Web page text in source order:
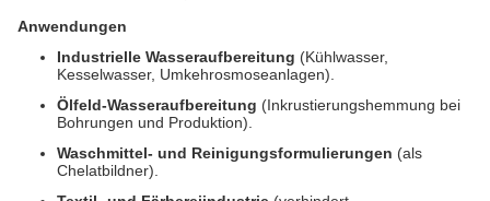
Anwendungen
Industrielle Wasseraufbereitung (Kühlwasser,
Kesselwasser, Umkehrosmoseanlagen).
Ölfeld-Wasseraufbereitung (Inkrustierungshemmung bei
Bohrungen und Produktion).
Waschmittel- und Reinigungsformulierungen (als
Chelatbildner).